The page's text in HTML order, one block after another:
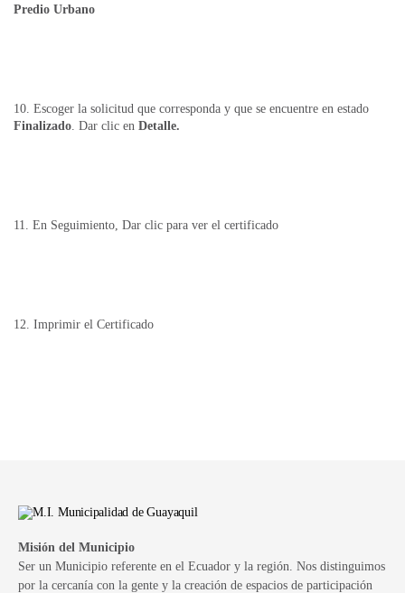
Predio Urbano
10. Escoger la solicitud que corresponda y que se encuentre en estado
Finalizado. Dar clic en Detalle.
11. En Seguimiento, Dar clic para ver el certificado
12. Imprimir el Certificado​
Misión del Municipio
Ser un Municipio referente en el Ecuador y la región. Nos distinguimos
por la cercanía con la gente y la creación de espacios de participación